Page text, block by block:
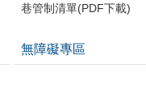
巷管制清單(PDF下載)
無障礙專區